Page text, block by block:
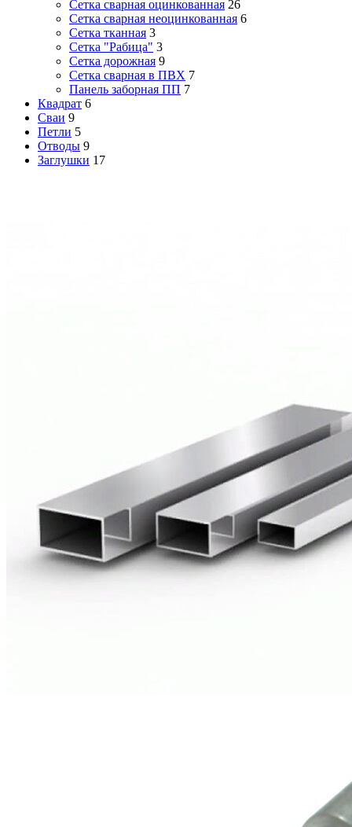
Сетка сварная оцинкованная 26
Сетка сварная неоцинкованная 6
Сетка тканная 3
Сетка "Рабица" 3
Сетка дорожная 9
Сетка сварная в ПВХ 7
Панель заборная ПП 7
Квадрат 6
Сваи 9
Петли 5
Отводы 9
Заглушки 17